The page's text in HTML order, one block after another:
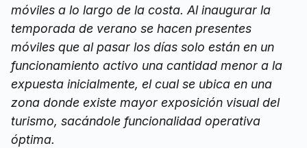
móviles a lo largo de la costa. Al inaugurar la
temporada de verano se hacen presentes
móviles que al pasar los días solo están en un
funcionamiento activo una cantidad menor a la
expuesta inicialmente, el cual se ubica en una
zona donde existe mayor exposición visual del
turismo, sacándole funcionalidad operativa
óptima.